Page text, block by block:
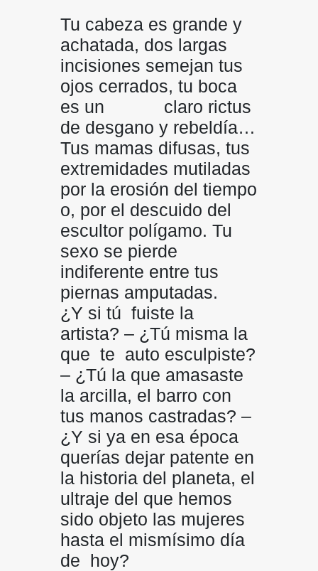
Tu cabeza es grande y
achatada, dos largas
incisiones semejan tus
ojos cerrados, tu boca
es un claro rictus
de desgano y rebeldía…
Tus mamas difusas, tus
extremidades mutiladas
por la erosión del tiempo
o, por el descuido del
escultor polígamo. Tu
sexo se pierde
indiferente entre tus
piernas amputadas.
¿Y si tú fuiste la
artista? – ¿Tú misma la
que te auto esculpiste?
– ¿Tú la que amasaste
la arcilla, el barro con
tus manos castradas? –
¿Y si ya en esa época
querías dejar patente en
la historia del planeta, el
ultraje del que hemos
sido objeto las mujeres
hasta el mismísimo día
de hoy?